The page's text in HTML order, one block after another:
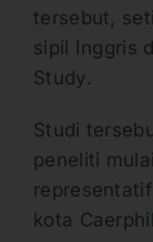
tersebut,
sipil Inggris
Study.
Studi
peneliti
kota